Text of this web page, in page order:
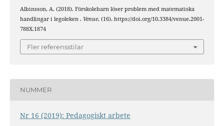
Albinsson, A. (2018). Förskolebarn löser problem med matematiska
handlingar i legoleken . Venue, (16). https://doi.org/10.3384/venue.2001-
788X.1874
Fler referensstilar
NUMMER
Nr 16 (2019): Pedagogiskt arbete